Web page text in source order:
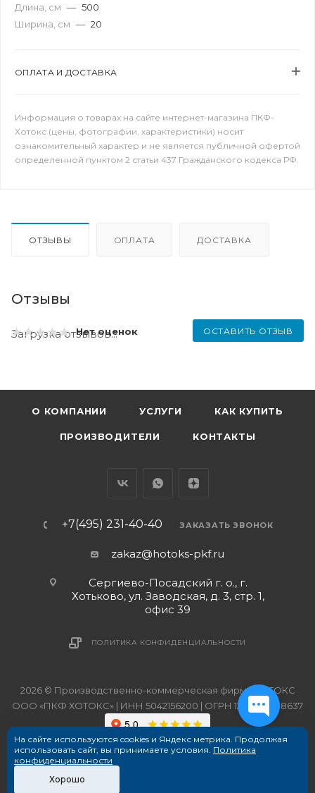
Длина, см — 500
Ширина, см — 20
ОПЛАТА И ДОСТАВКА
Информация о товарах на сайте интернет-магазина ПКФ-
Хотокс (цены, фотографии, характеристики) носит
ознакомительный характер и не является публичной офертой
определенной пунктом 2 статьи 437 Гражданского кодекса РФ.
ОТЗЫВЫ ОПЛАТА ДОСТАВКА
Отзывы
Нет оценок ОСТАВИТЬ ОТЗЫВ
Загрузка отзывов...
О КОМПАНИИ УСЛУГИ КАК КУПИТЬ
ПРОИЗВОДИТЕЛИ КОНТАКТЫ
+7(495) 231-40-40 ЗАКАЗАТЬ ЗВОНОК
zakaz@hotoks-pkf.ru
Сергиево-Посадский г. о., г.
Хотьково, ул. Заводская, д. 3, стр. 1,
офис 39
ПОЛИТИКА КОНФИДЕНЦИАЛЬНОСТИ
2026 © Производственно-коммерческая фирма ХОТОКС
ООО «ПКФ ХОТОКС» | ИНН 5042156200 | ОГРН 1215000038637
На сайте используются cookies и Яндекс метрика. Продолжая
использовать сайт, вы принимаете условия. Политика
конфиденциальности
Хорошо